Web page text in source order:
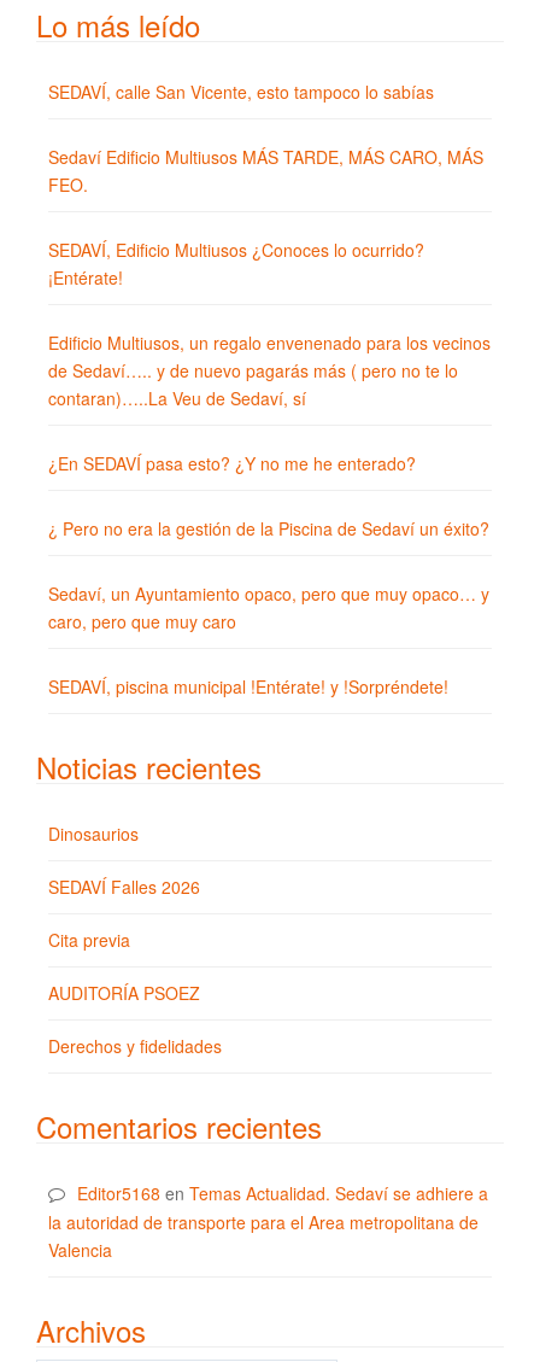
Lo más leído
SEDAVÍ, calle San Vicente, esto tampoco lo sabías
Sedaví Edificio Multiusos MÁS TARDE, MÁS CARO, MÁS
FEO.
SEDAVÍ, Edificio Multiusos ¿Conoces lo ocurrido?
¡Entérate!
Edificio Multiusos, un regalo envenenado para los vecinos
de Sedaví….. y de nuevo pagarás más ( pero no te lo
contaran)…..La Veu de Sedaví, sí
¿En SEDAVÍ pasa esto? ¿Y no me he enterado?
¿ Pero no era la gestión de la Piscina de Sedaví un éxito?
Sedaví, un Ayuntamiento opaco, pero que muy opaco… y
caro, pero que muy caro
SEDAVÍ, piscina municipal !Entérate! y !Sorpréndete!
Noticias recientes
Dinosaurios
SEDAVÍ Falles 2026
Cita previa
AUDITORÍA PSOEZ
Derechos y fidelidades
Comentarios recientes
Editor5168 en Temas Actualidad. Sedaví se adhiere a
la autoridad de transporte para el Area metropolitana de
Valencia
Archivos